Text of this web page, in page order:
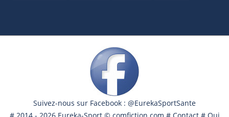
Suivez-nous sur Facebook : @EurekaSportSante